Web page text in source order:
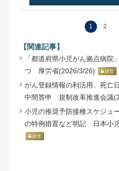
1 2
【関連記事】
「都道府県小児がん拠点病院
つ 厚労省(2026/3/26)
経営
がん登録情報の利活用、死亡
中間答申 規制改革推進会議
小児の推奨予防接種スケジュ
の特例措置など明記 日本小
経営